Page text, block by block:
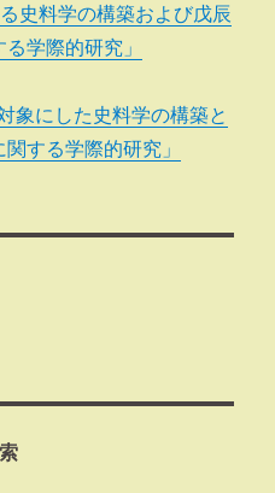
史料学の構築および戊辰
学際的研究」
象にした史料学の構築と
する学際的研究」